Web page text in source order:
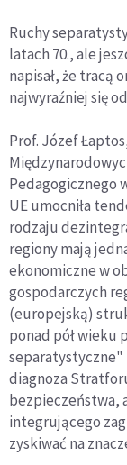
Ruchy
latach 70., ale
napisał, że tracą
najwyraźniej się
Prof. Józef
Pedagogicznego
UE umocniła
rodzaju
regiony mają
ekonomiczne w
gospodarczych
(europejską)
ponad pół wieku
diagnoza
bezpieczeństwa,
integrującego
zyskiwać na